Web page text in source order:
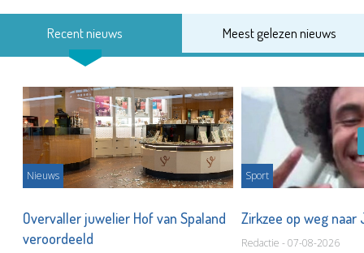
Recent nieuws Meest gelezen nieuws
Nieuws
Overvaller juwelier Hof van Spaland
veroordeeld
Sport
Zirkzee op weg
Redactie - 07-08-2026